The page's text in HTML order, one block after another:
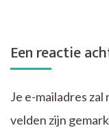
Een reactie
Je e-mailadres
velden zijn